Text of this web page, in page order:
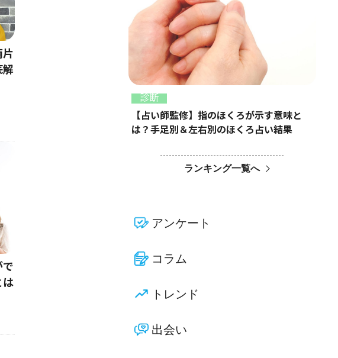
片
解
で
は
診断
【占い師監修】指のほくろが示す意味と
は？手足別＆左右別のほくろ占い結果
ランキング一覧へ
アンケート
コラム
トレンド
出会い